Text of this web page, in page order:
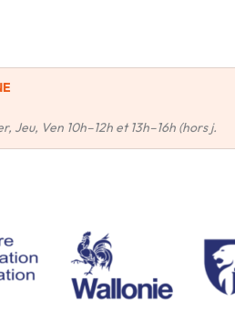
Jeu, Ven 10h–12h et 13h–16h (hors j.